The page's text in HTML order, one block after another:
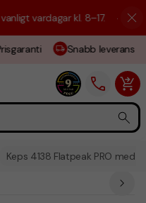
kl. 8–17. ☀️ Vi är här
Snabb leverans
Keps 4138 Flatpeak PRO med